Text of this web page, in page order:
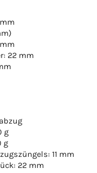
22 mm
g
g
11 mm
22 mm